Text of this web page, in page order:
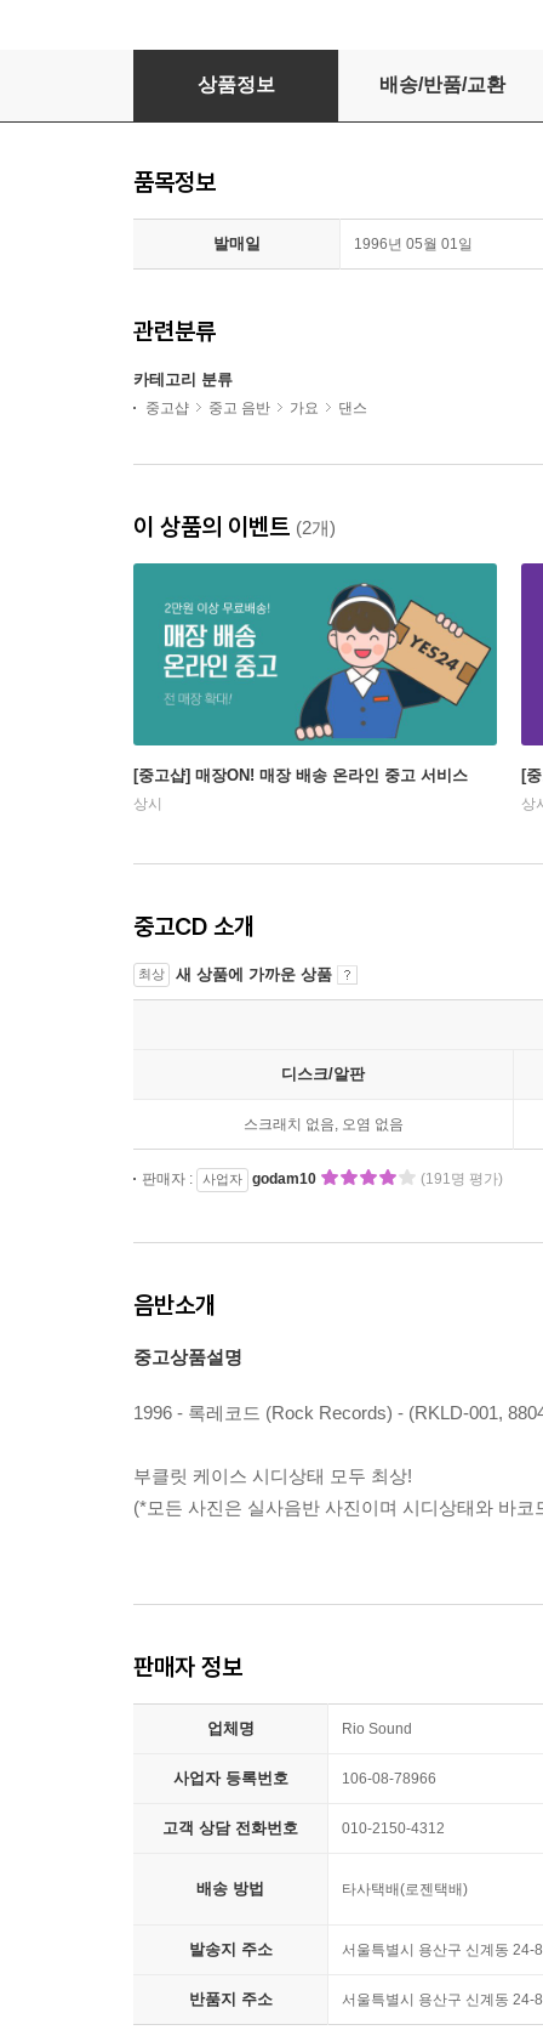
주주 클럽(Juju Club) - 16/20
상품정보 배송/반품/교환
품목정보
발매일 1996년 05월 01일
관련분류
카테고리 분류
중고샵 중고 음반 가요 댄스
이 상품의 이벤트 (2개)
[중고샵] 매장ON! 매장 배송 온라인 중고 서비스
상시
[
상
중고CD 소개
최상 새 상품에 가까운 상품
디스크/알판
스크래치 없음, 오염 없음
판매자 : 사업자 godam10 (191명 평가)
음반소개
중고상품설명
1996 - 록레코드 (Rock Records) - (RKLD-001,
부클릿 케이스 시디상태 모두 최상!
(*모든 사진은 실사음반 사진이며 시디상태와 바
판매자 정보
업체명 Rio Sound
사업자 등록번호 106-08-78966
고객 상담 전화번호 010-2150-4312
배송 방법 타사택배(로젠택배)
발송지 주소 서울특별시 용산구 신계동 24-
반품지 주소 서울특별시 용산구 신계동 24-